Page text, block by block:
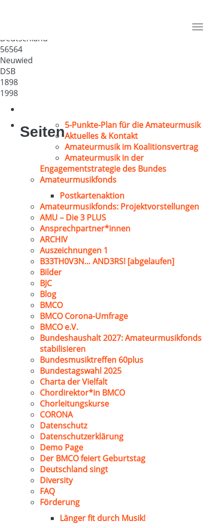
Toggle
Deutschland
56564
Neuwied
DSB
1898
1998
Seiten5-Punkte-Plan für die Amateurmusik
Aktuelles & Kontakt
Amateurmusik im Koalitionsvertrag
Amateurmusik in der
Engagementstrategie des Bundes
Amateurmusikfonds
Postkartenaktion
Amateurmusikfonds: Projektvorstellungen
AMU – Die 3 PLUS
Ansprechpartner*innen
ARCHIV
Auszeichnungen 1
B33TH0V3N… AND3RS! [abgelaufen]
Bilder
BJC
Blog
BMCO
BMCO Corona-Umfrage
BMCO e.V.
Bundeshaushalt 2027: Amateurmusikfonds
stabilisieren
Bundesmusiktreffen 60plus
Bundestagswahl 2025
Charta der Vielfalt
Chordirektor*in BMCO
Chorleitungskurse
CORONA
Datenschutz
Datenschutzerklärung
Demo Page
Der BMCO feiert Geburtstag
Deutschland singt
Diversity
FAQ
Förderung
Länger fit durch Musik!